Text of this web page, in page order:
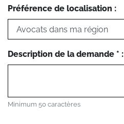
Préférence de localisation :
Description de la demande * :
Minimum 50 caractères